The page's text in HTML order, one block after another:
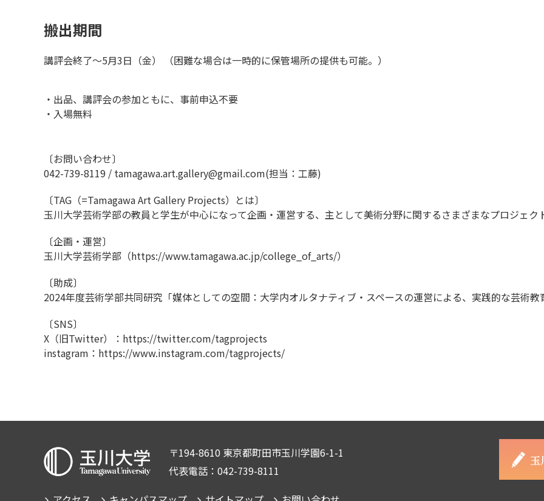
搬出期間
講評会終了～5月3日（金） （困難な場合は一時的に保管場所の提供も可能。）
・出品、講評会の参加ともに、事前申込不要
・入場無料
〔お問い合わせ〕
042-739-8119 / tamagawa.art.gallery@gmail.com(担当：工藤)
〔TAG（=Tamagawa Art Gallery Projects）とは〕
玉川大学芸術学部の教員と学生が中心になって企画・運営する、主として美術分野に関するさまざまなプロジェク
〔企画・運営〕
玉川大学芸術学部（https://www.tamagawa.ac.jp/college_of_arts/）
〔助成〕
2024年度芸術学部共同研究「媒体としての空間：大学内オルタナティブ・スペースの運営による、実践的な芸術
〔SNS〕
X（旧Twitter）： https://twitter.com/tagprojects
instagram： https://www.instagram.com/tagprojects/
〒194-8610 東京都町田市玉川学園6-1-1
代表電話：042-739-8111